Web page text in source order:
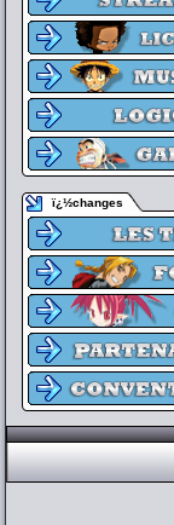
ï¿½changes